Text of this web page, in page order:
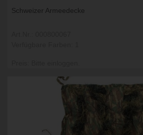
Schweizer Armeedecke